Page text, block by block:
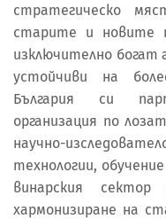
стратегическо
старите и новите
изключително богат
устойчиви на
България си
организация по
научно-
технологии,
винарския
хармонизиране на